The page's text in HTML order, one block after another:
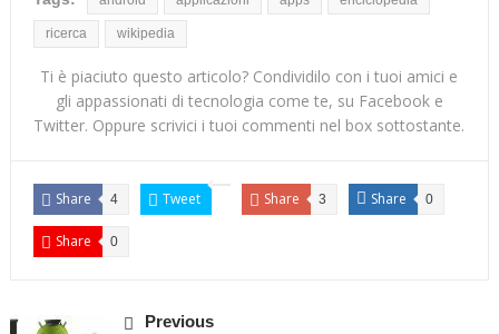
ricerca wikipedia
Ti è piaciuto questo articolo? Condividilo con i tuoi amici e
gli appassionati di tecnologia come te, su Facebook e
Twitter. Oppure scrivici i tuoi commenti nel box sottostante.
Share 4 Tweet Share 3 Share 0
Share 0
Previous